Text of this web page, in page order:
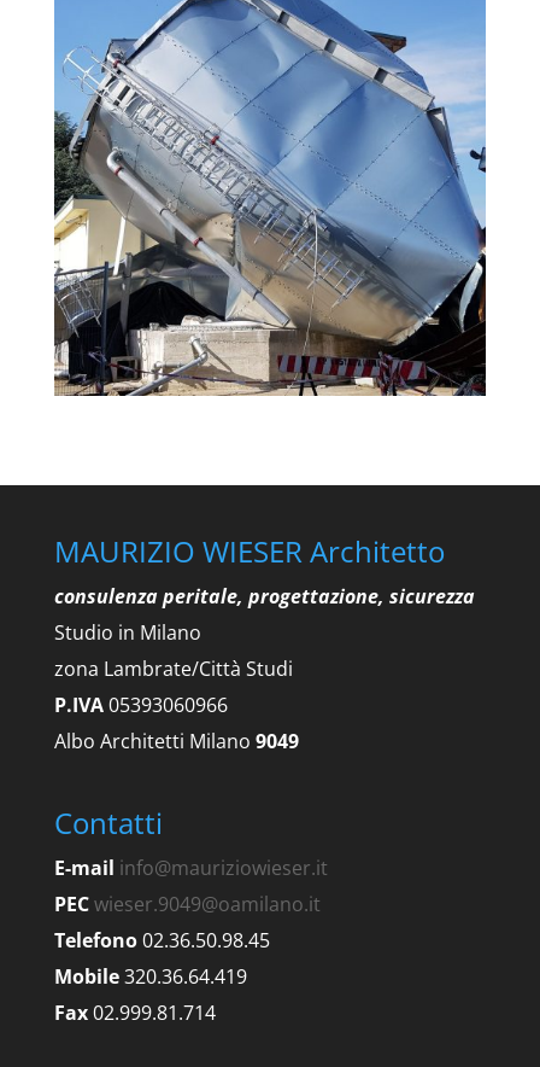
MAURIZIO WIESER Architetto
consulenza peritale, progettazione, sicurezza
Studio in Milano
zona Lambrate/Città Studi
P.IVA05393060966
Albo Architetti Milano 9049
Contatti
E-mail info@mauriziowieser.it
PECwieser.9049@oamilano.it
Telefono02.36.50.98.45
Mobile320.36.64.419
Fax02.999.81.714